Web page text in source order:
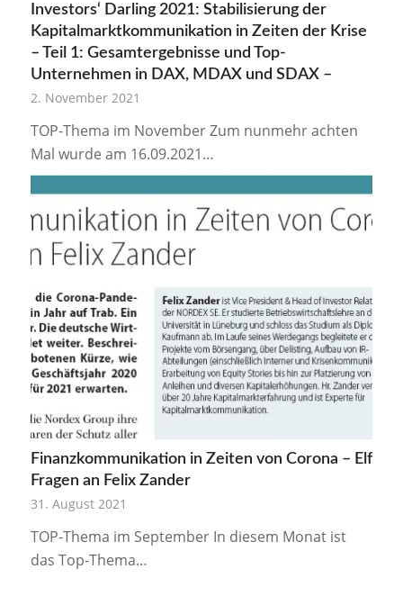
Investors‘ Darling 2021: Stabilisierung der
Kapitalmarktkommunikation in Zeiten der Krise
– Teil 1: Gesamtergebnisse und Top-
Unternehmen in DAX, MDAX und SDAX –
2. November 2021
TOP-Thema im November Zum nunmehr achten
Mal wurde am 16.09.2021…
Finanzkommunikation in Zeiten von Corona – Elf
Fragen an Felix Zander
31. August 2021
TOP-Thema im September In diesem Monat ist
das Top-Thema…